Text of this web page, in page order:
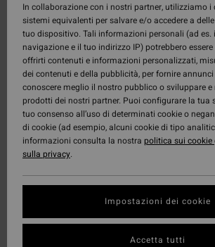
In collaborazione con i nostri partner, utilizziamo i
sistemi equivalenti per salvare e/o accedere a
tuo dispositivo. Tali informazioni personali (ad es.
navigazione e il tuo indirizzo IP) potrebbero
offrirti contenuti e informazioni personalizzati,
dei contenuti e della pubblicità, per fornire
conoscere meglio il nostro pubblico o sviluppare
prodotti dei nostri partner. Puoi configurare la tua
tuo consenso all’uso di determinati cookie o
di cookie (ad esempio, alcuni cookie di tipo
informazioni consulta la nostra politica sui cookie
sulla privacy.
Impostazioni dei cookie
Accetta tutti